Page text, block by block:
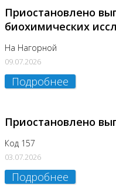
Приостановлено
биохимических
На Нагорной
09.07.2026
Подробнее
Приостановлено
Код 157
03.07.2026
Подробнее